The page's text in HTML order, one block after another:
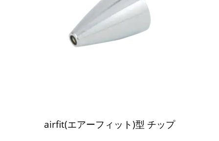
airfit(エアーフィット)型 チップ